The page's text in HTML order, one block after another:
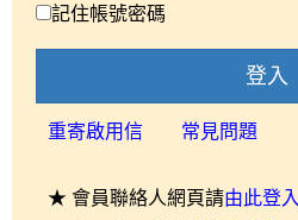
記住帳號密碼
登入
重寄啟用信 常見問題
★ 會員聯絡人網頁請由此登入